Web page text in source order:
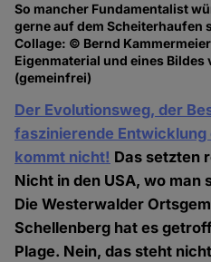
So mancher Fundamentalist
gerne auf dem Scheiterhaufen
Collage: © Bernd
Eigenmaterial und eines
(gemeinfrei)
Der Evolutionsweg, der
faszinierende
kommt nicht! Das setzten
Nicht in den USA, wo
Die Westerwalder
Schellenberg hat es
Plage. Nein, das steht